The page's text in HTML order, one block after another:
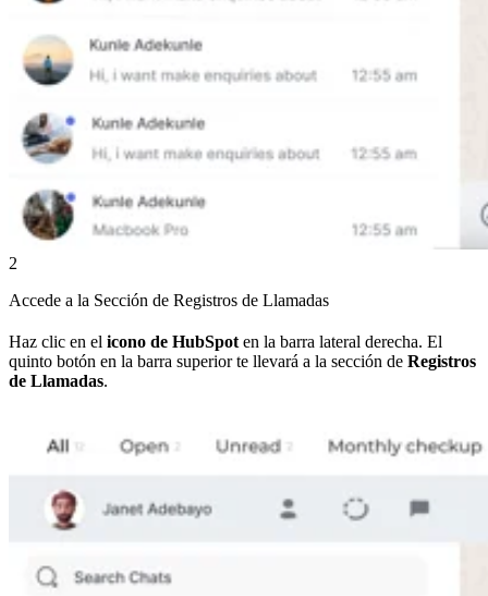
2
Accede a la Sección de Registros de Llamadas
Haz clic en el icono de HubSpot en la barra lateral derecha. El
quinto botón en la barra superior te llevará a la sección de Registros
de Llamadas.